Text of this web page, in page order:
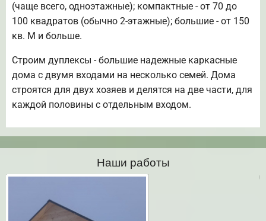
(чаще всего, одноэтажные); компактные - от 70 до
100 квадратов (обычно 2-этажные); большие - от 150
кв. М и больше.
Строим дуплексы - большие надежные каркасные
дома с двумя входами на несколько семей. Дома
строятся для двух хозяев и делятся на две части, для
каждой половины с отдельным входом.
Наши работы